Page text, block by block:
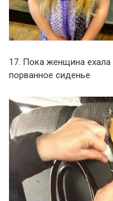
17. Пока женщина ехала
порванное сиденье